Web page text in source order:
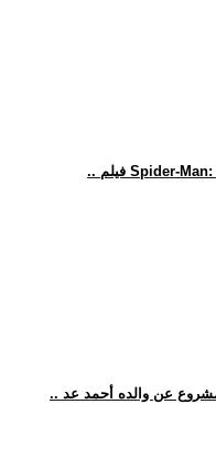
عن والده أحمد عد